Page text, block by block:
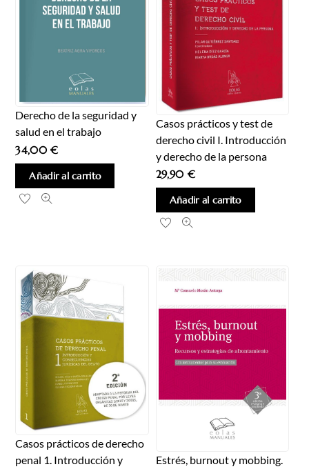
Derecho de la seguridad y
salud en el trabajo
34,00€
Añadir al carrito
Casos prácticos y test de
derecho civil I. Introducción
y derecho de la persona
29,90 €
Añadir al carrito
Casos prácticos de derecho
penal 1. Introducción y
Estrés, burnout y mobbing.